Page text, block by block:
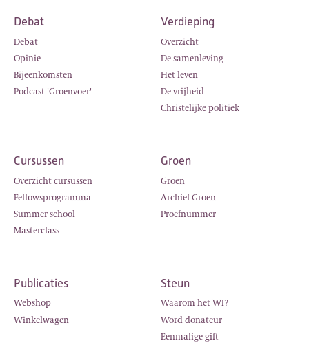
Debat
Debat
Opinie
Bijeenkomsten
Podcast 'Groenvoer'
Verdieping
Overzicht
De samenleving
Het leven
De vrijheid
Christelijke politiek
Cursussen
Overzicht cursussen
Fellowsprogramma
Summer school
Masterclass
Groen
Groen
Archief Groen
Proefnummer
Publicaties
Webshop
Winkelwagen
Steun
Waarom het WI?
Word donateur
Eenmalige gift